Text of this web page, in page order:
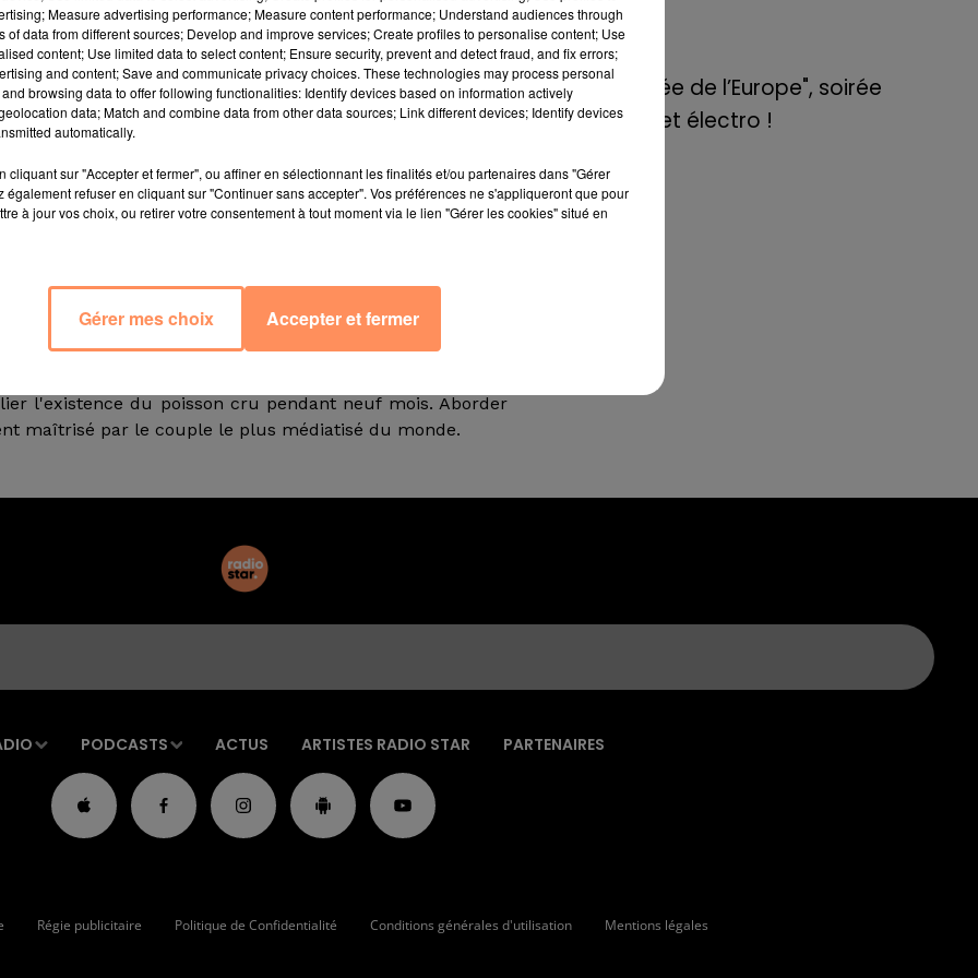
Dans les derniers épisodes deKeeping Up With The
anomalie placentaire rendant impossible une troisième
enfant.
vedettes auraient entrepris les démarches pour choisir
contrat de travail est aussi strict que lucratif : la mère
de 45 000 dollars étalés sur dix mois, une caution de 70
grossesse multiple et 4000 dollars si la mère en
doit se plier à des règles incontournables telles que
La mère porteuse devra également restreindre ses
l'implantation de l'embryon, éviter les saunas et les
l'existence du poisson cru pendant neuf mois. Aborder
maîtrisé par le couple le plus médiatisé du monde.
de E=M6
8 mai 2022
Aix : "Journée de l’Europe", soirée
danse et set électro !
PODCASTS ACTUS ARTISTES RADIO STAR PARTENAIRES
Régie publicitaire Politique de Confidentialité Conditions générales d'utilisation Mentions légales
Measure advertising performance; Measure content performance; Understand audiences through
of data from different sources; Develop and improve services; Create profiles to personalise content; Use
content; Use limited data to select content; Ensure security, prevent and detect fraud, and fix errors;
and content; Save and communicate privacy choices. These technologies may process personal
browsing data to offer following functionalities: Identify devices based on information actively
data; Match and combine data from other data sources; Link different devices; Identify devices
automatically.
cliquant sur "Accepter et fermer", ou affiner en sélectionnant les finalités et/ou partenaires dans "Gérer
également refuser en cliquant sur "Continuer sans accepter". Vos préférences ne s'appliqueront que pour
à jour vos choix, ou retirer votre consentement à tout moment via le lien "Gérer les cookies" situé en
Gérer mes choix Accepter et fermer